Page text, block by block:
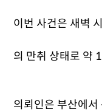
이번 사건은 새벽
의 만취 상태로 약
의뢰인은 부산에서